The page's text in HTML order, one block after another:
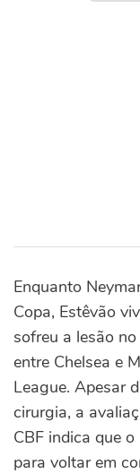
Enquanto
Copa, Estêvão
sofreu a lesão
entre Chelsea e
League. Apesar
cirurgia, a
CBF indica que
para voltar em